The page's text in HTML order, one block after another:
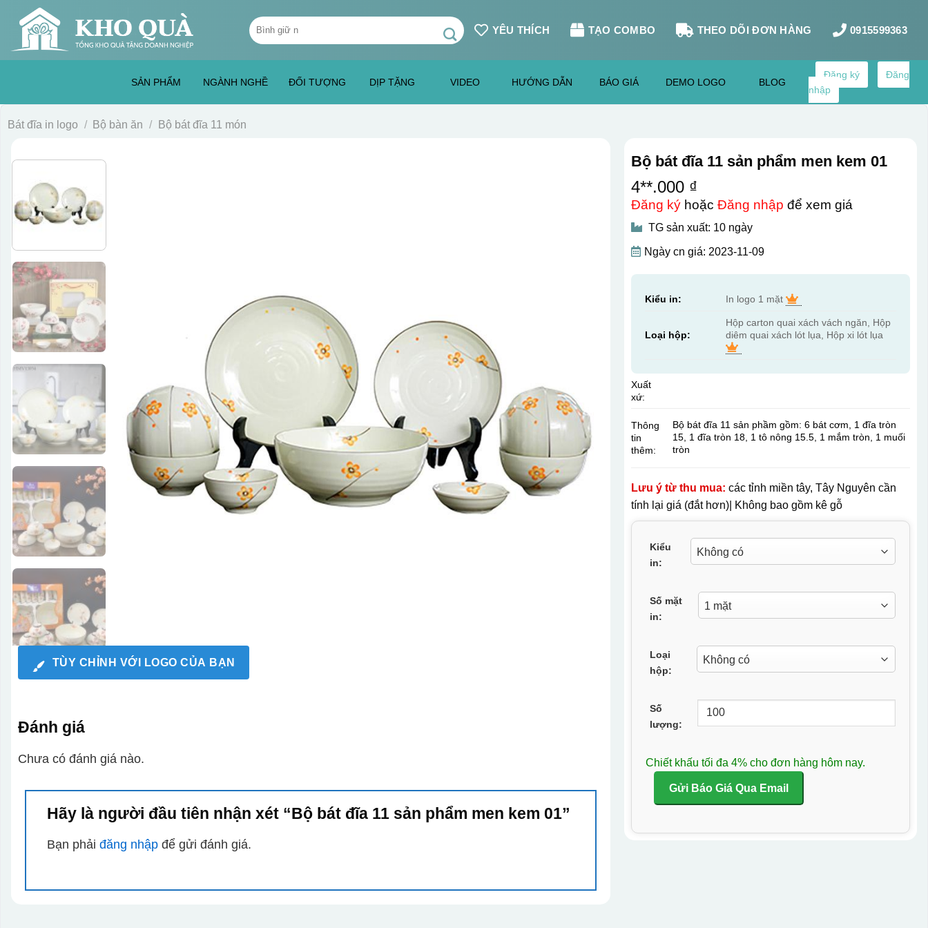
content
Tìm
kiếm:
YÊU THÍCH TẠO COMBO THEO DÕI ĐƠN HÀNG 0915599363
SẢN PHẨM NGÀNH NGHỀ ĐỐI TƯỢNG DỊP TẶNG VIDEO HƯỚNG DẪN BÁO GIÁ DEMO LOGO BLOG
Đăng ký
Đăng
nhập
Bát đĩa in logo / Bộ bàn ăn / Bộ bát đĩa 11 món
TÙY CHỈNH VỚI LOGO CỦA BẠN
Đánh giá
Chưa có đánh giá nào.
Hãy là người đầu tiên nhận xét “Bộ bát đĩa 11 sản phẩm men kem 01”
Bạn phải đăng nhậpđể gửi đánh giá.
Bộ bát đĩa 11 sản phẩm men kem 01
4**.000 ₫
Đăng kýhoặc Đăng nhập để xem giá
TG sản xuất: 10 ngày
Ngày cn giá: 2023-11-09
Kiểu in: In logo 1 mặt
Loại hộp:
Hộp carton quai xách vách ngăn, Hộp
diêm quai xách lót lụa, Hộp xi lót lụa
Xuất
xứ:
Thông
tin
thêm:
Bộ bát đĩa 11 sản phầm gồm: 6 bát cơm, 1 đĩa tròn
15, 1 đĩa tròn 18, 1 tô nông 15.5, 1 mắm tròn, 1 muối
tròn
Lưu ý từ thu mua: các tỉnh miền tây, Tây Nguyên cần
tính lại giá (đắt hơn)| Không bao gồm kê gỗ
Kiểu
in:
Số mặt
in:
Loại
hộp:
Số
lượng:
Chiết khấu tối đa 4% cho đơn hàng hôm nay.
Gửi Báo Giá Qua Email